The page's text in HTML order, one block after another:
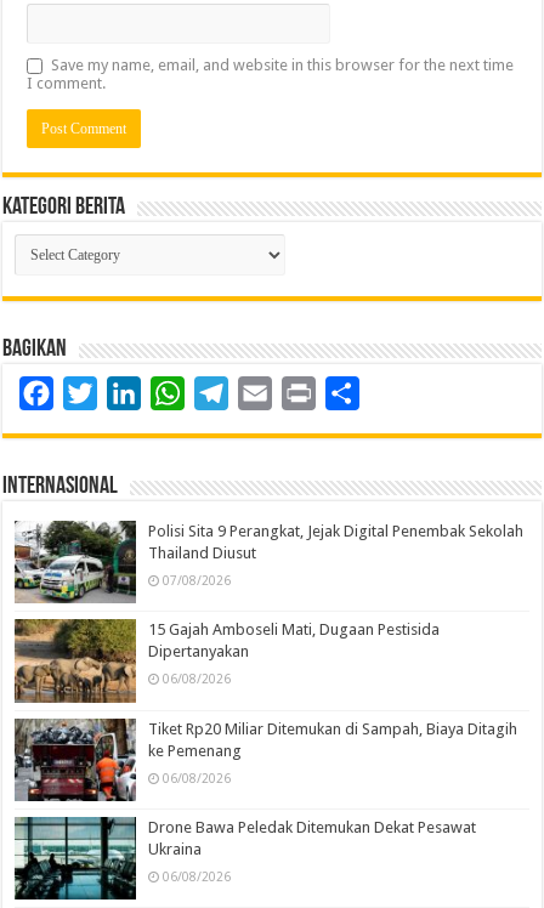
Save my name, email, and website in this browser for the next time
I comment.
Kategori Berita
Kategori
Berita
Bagikan
FacebookTwitterLinkedInWhatsAppTelegram
Email Print
Internasional
Polisi Sita 9 Perangkat, Jejak Digital Penembak Sekolah
Thailand Diusut
07/08/2026
15 Gajah Amboseli Mati, Dugaan Pestisida
Dipertanyakan
06/08/2026
Tiket Rp20 Miliar Ditemukan di Sampah, Biaya Ditagih
ke Pemenang
06/08/2026
Drone Bawa Peledak Ditemukan Dekat Pesawat
Ukraina
06/08/2026